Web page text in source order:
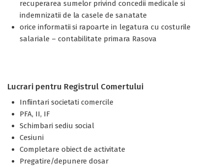
recuperarea sumelor privind concedii medicale si
indemnizatii de la casele de sanatate
orice informatii si rapoarte in legatura cu costurile
salariale – contabilitate primara Rasova
Lucrari pentru Registrul Comertului
Infiintari societati comercile
PFA, II, IF
Schimbari sediu social
Cesiuni
Completare obiect de activitate
Pregatire/depunere dosar